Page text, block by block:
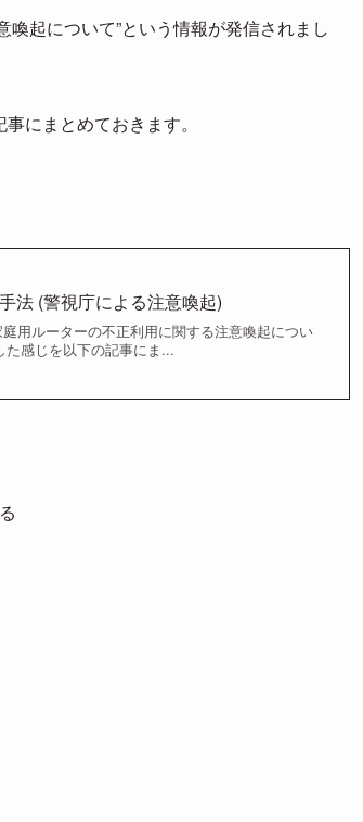
起について”という情報が発信されまし
にまとめておきます。
法 (警視庁による注意喚起)
用ルーターの不正利用に関する注意喚起につい
感じを以下の記事にま...